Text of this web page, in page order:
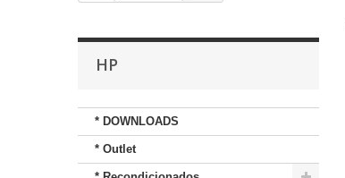
HP
* DOWNLOADS
* Outlet